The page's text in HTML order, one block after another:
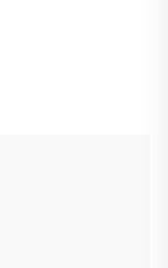
projetos,